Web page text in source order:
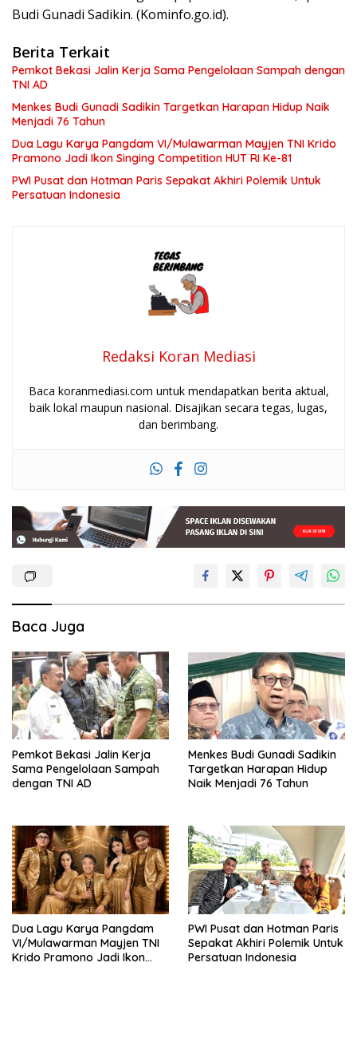
Budi Gunadi Sadikin. (Kominfo.go.id).
Berita Terkait
Pemkot Bekasi Jalin Kerja Sama Pengelolaan Sampah dengan
TNI AD
Menkes Budi Gunadi Sadikin Targetkan Harapan Hidup Naik
Menjadi 76 Tahun
Dua Lagu Karya Pangdam VI/Mulawarman Mayjen TNI Krido
Pramono Jadi Ikon Singing Competition HUT RI Ke-81
PWI Pusat dan Hotman Paris Sepakat Akhiri Polemik Untuk
Persatuan Indonesia
Redaksi Koran Mediasi
Baca koranmediasi.com untuk mendapatkan berita aktual,
baik lokal maupun nasional. Disajikan secara tegas, lugas,
dan berimbang.
Baca Juga
Pemkot Bekasi Jalin Kerja
Sama Pengelolaan Sampah
dengan TNI AD
Menkes Budi Gunadi Sadikin
Targetkan Harapan Hidup
Naik Menjadi 76 Tahun
Dua Lagu Karya Pangdam
VI/Mulawarman Mayjen TNI
Krido Pramono Jadi Ikon
PWI Pusat dan Hotman Paris
Sepakat Akhiri Polemik Untuk
Persatuan Indonesia